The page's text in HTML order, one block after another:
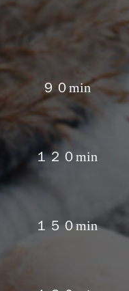
９０min
１２０min
１５０min